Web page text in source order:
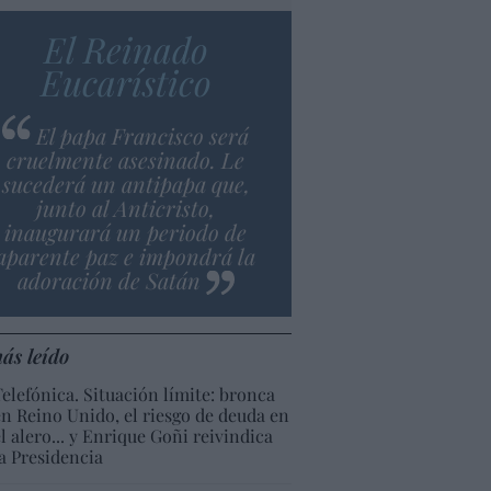
El Reinado
Eucarístico
El papa Francisco será
cruelmente asesinado. Le
sucederá un antipapa que,
junto al Anticristo,
inaugurará un periodo de
paz e impondrá la
adoración de Satán
leído
Situación límite: bronca
Reino Unido, el riesgo de deuda en
alero... y Enrique Goñi reivindica
Presidencia